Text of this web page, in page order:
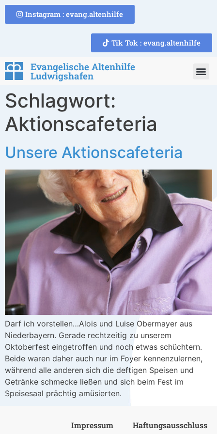
Instagram : evang.altenhilfe
Tik Tok : evang.altenhilfe
Evangelische Altenhilfe
Ludwigshafen
Schlagwort:
Aktionscafeteria
Unsere Aktionscafeteria
Darf ich vorstellen…Alois und Luise Obermayer aus
Niederbayern. Gerade rechtzeitig zu unserem
Oktoberfest eingetroffen und noch etwas schüchtern.
Beide waren daher auch nur im Foyer kennenzulernen,
während alle anderen sich die deftigen Speisen und
Getränke schmecke ließen und sich beim Fest im
Speisesaal prächtig amüsierten.
Impressum Haftungsausschluss